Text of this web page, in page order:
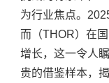
为行业焦点。
而（THOR）在
增长，这一令人
贵的借鉴样本，